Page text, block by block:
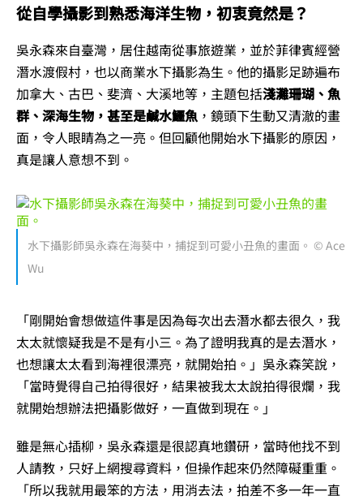
從自學攝影到熟悉海洋生物，初衷竟然是？
吳永森來自臺灣，居住越南從事旅遊業，並於菲律賓經營
潛水渡假村，也以商業水下攝影為生。他的攝影足跡遍布
加拿大、古巴、斐濟、大溪地等，主題包括淺灘珊瑚、魚
群、深海生物，甚至是鹹水鱷魚 ，鏡頭下生動又清澈的畫
面，令人眼睛為之一亮。但回顧他開始水下攝影的原因，
真是讓人意想不到。
水下攝影師吳永森在海葵中，捕捉到可愛小丑魚的畫面。 © Ace
Wu
「剛開始會想做這件事是因為每次出去潛水都去很久，我
太太就懷疑我是不是有小三。為了證明我真的是去潛水，
也想讓太太看到海裡很漂亮，就開始拍。」吳永森笑說，
「當時覺得自己拍得很好，結果被我太太說拍得很爛，我
就開始想辦法把攝影做好，一直做到現在。」
雖是無心插柳，吳永森還是很認真地鑽研，當時他找不到
人請教，只好上網搜尋資料，但操作起來仍然障礙重重。
「所以我就用最笨的方法，用消去法，拍差不多一年一直